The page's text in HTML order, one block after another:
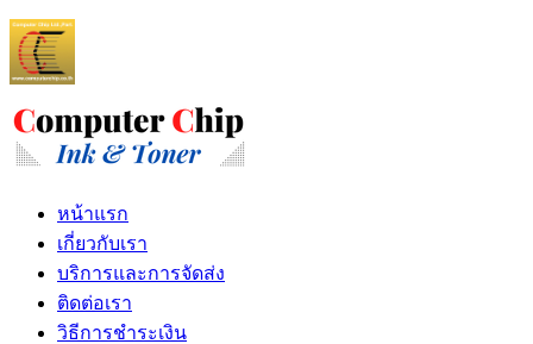
หน้าแรก
เกี่ยวกับเรา
บริการและการจัดส่ง
ติดต่อเรา
วิธีการชำระเงิน